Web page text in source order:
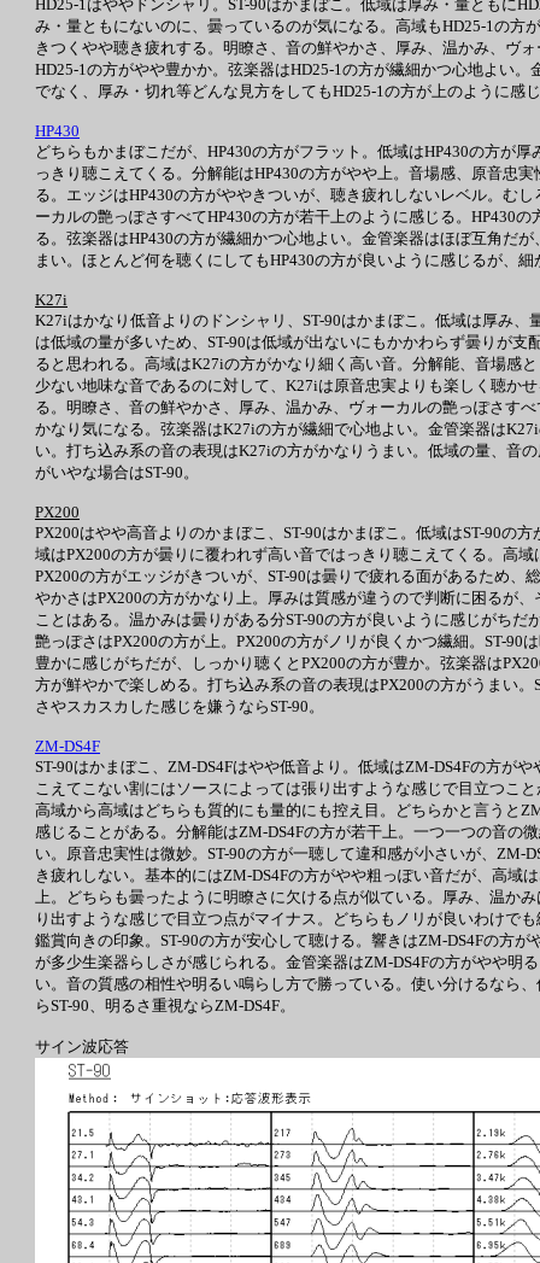
HD25-1はややドンシャリ。ST-90はかまぼこ。低域は厚み・量ともに
み・量ともにないのに、曇っているのが気になる。高域もHD25-1の方
きつくやや聴き疲れする。明瞭さ、音の鮮やかさ、厚み、温かみ、ヴ
HD25-1の方がやや豊かか。弦楽器はHD25-1の方が繊細かつ心地よい
でなく、厚み・切れ等どんな見方をしてもHD25-1の方が上のように感
HP430
どちらもかまぼこだが、HP430の方がフラット。低域はHP430の方が
っきり聴こえてくる。分解能はHP430の方がやや上。音場感、原音忠
る。エッジはHP430の方がややきついが、聴き疲れしないレベル。む
ーカルの艶っぽさすべてHP430の方が若干上のように感じる。HP430
る。弦楽器はHP430の方が繊細かつ心地よい。金管楽器はほぼ互角だ
まい。ほとんど何を聴くにしてもHP430の方が良いように感じるが、
K27i
K27iはかなり低音よりのドンシャリ、ST-90はかまぼこ。低域は厚み
は低域の量が多いため、ST-90は低域が出ないにもかかわらず曇りが
ると思われる。高域はK27iの方がかなり細く高い音。分解能、音場感
少ない地味な音であるのに対して、K27iは原音忠実よりも楽しく聴か
る。明瞭さ、音の鮮やかさ、厚み、温かみ、ヴォーカルの艶っぽさす
かなり気になる。弦楽器はK27iの方が繊細で心地よい。金管楽器は
い。打ち込み系の音の表現はK27iの方がかなりうまい。低域の量、音
がいやな場合はST-90。
PX200
PX200はやや高音よりのかまぼこ、ST-90はかまぼこ。低域はST-90の
域はPX200の方が曇りに覆われず高い音ではっきり聴こえてくる。高
PX200の方がエッジがきついが、ST-90は曇りで疲れる面があるため
やかさはPX200の方がかなり上。厚みは質感が違うので判断に困るが
ことはある。温かみは曇りがある分ST-90の方が良いように感じがち
艶っぽさはPX200の方が上。PX200の方がノリが良くかつ繊細。ST-
豊かに感じがちだが、しっかり聴くとPX200の方が豊か。弦楽器は
方が鮮やかで楽しめる。打ち込み系の音の表現はPX200の方がうまい
さやスカスカした感じを嫌うならST-90。
ZM-DS4F
ST-90はかまぼこ、ZM-DS4Fはやや低音より。低域はZM-DS4Fの方が
こえてこない割にはソースによっては張り出すような感じで目立つこ
高域から高域はどちらも質的にも量的にも控え目。どちらかと言うと
感じることがある。分解能はZM-DS4Fの方が若干上。一つ一つの音の
い。原音忠実性は微妙。ST-90の方が一聴して違和感が小さいが、
き疲れしない。基本的にはZM-DS4Fの方がやや粗っぽい音だが、高域
上。どちらも曇ったように明瞭さに欠ける点が似ている。厚み、温か
り出すような感じで目立つ点がマイナス。どちらもノリが良いわけで
鑑賞向きの印象。ST-90の方が安心して聴ける。響きはZM-DS4Fの方
が多少生楽器らしさが感じられる。金管楽器はZM-DS4Fの方がやや明
い。音の質感の相性や明るい鳴らし方で勝っている。使い分けるなら
らST-90、明るさ重視ならZM-DS4F。
サイン波応答